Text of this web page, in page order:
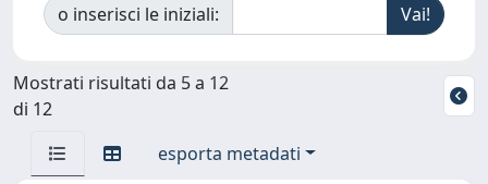
o inserisci le iniziali:
Mostrati risultati da 5 a 12
di 12
esporta metadati